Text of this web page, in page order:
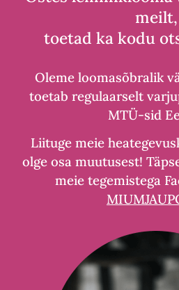
meilt,
toetad ka kodu
Oleme loomasõbralik
toetab regulaarselt
MTÜ-sid
Liituge meie
olge osa muutusest!
meie tegemistega